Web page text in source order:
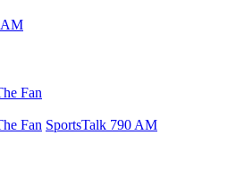
AM
Fan
Fan SportsTalk 790 AM